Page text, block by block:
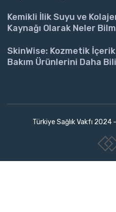
Kemikli İlik Suyu ve
Kaynağı Olarak Neler
SkinWise: Kozmetik
Bakım Ürünlerini Daha
Türkiye Sağlık Vakfı 2024